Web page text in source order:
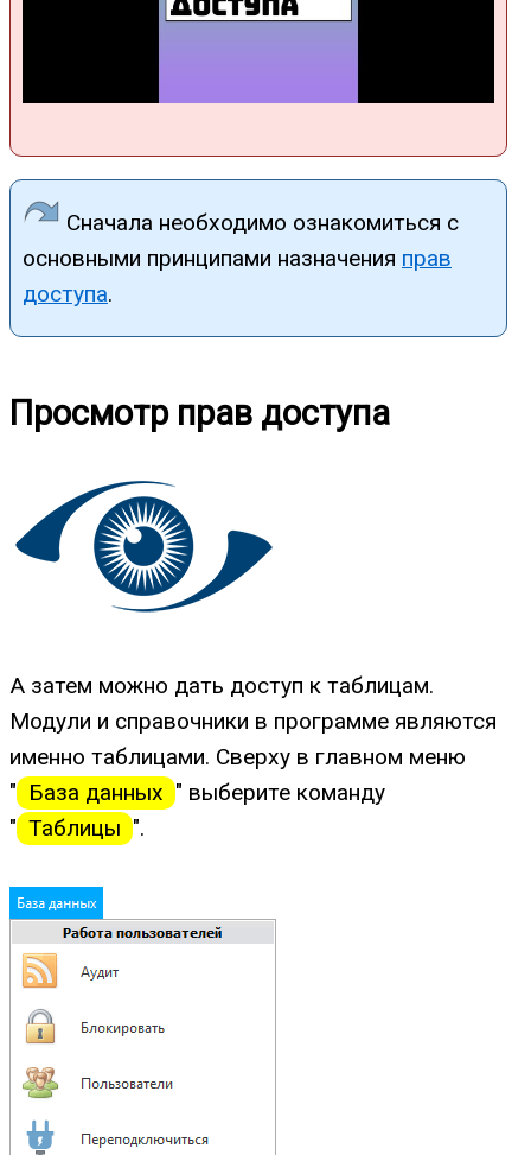
Сначала необходимо ознакомиться с
основными принципами назначения прав
доступа.
Просмотр прав доступа
А затем можно дать доступ к таблицам.
Модули и справочники в программе являются
именно таблицами. Сверху в главном меню
" База данных " выберите команду
" Таблицы ".